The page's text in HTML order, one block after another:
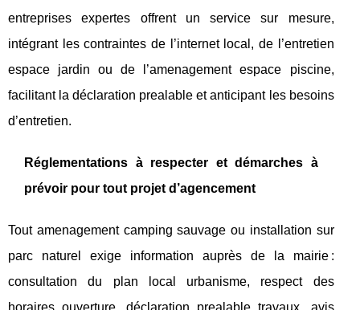
entreprises expertes offrent un service sur mesure,
intégrant les contraintes de l’internet local, de l’entretien
espace jardin ou de l’amenagement espace piscine,
facilitant la déclaration prealable et anticipant les besoins
d’entretien.
Réglementations à respecter et démarches à
prévoir pour tout projet d’agencement
Tout amenagement camping sauvage ou installation sur
parc naturel exige information auprès de la mairie :
consultation du plan local urbanisme, respect des
horaires ouverture, déclaration prealable travaux, avis